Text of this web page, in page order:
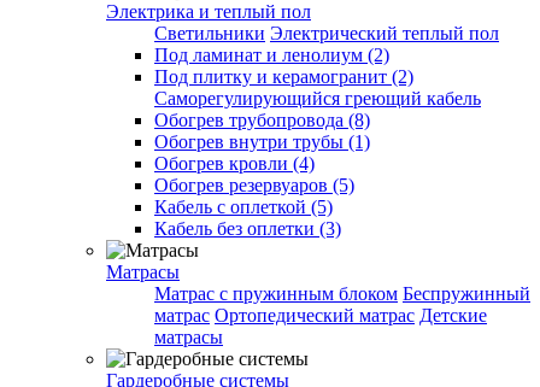
Электрика и теплый пол
Светильники Электрический теплый пол
Под ламинат и ленолиум (2)
Под плитку и керамогранит (2)
Саморегулирующийся греющий кабель
Обогрев трубопровода (8)
Обогрев внутри трубы (1)
Обогрев кровли (4)
Обогрев резервуаров (5)
Кабель с оплеткой (5)
Кабель без оплетки (3)
Матрасы
Матрас с пружинным блоком Беспружинный
матрас Ортопедический матрас Детские
матрасы
Гардеробные системы